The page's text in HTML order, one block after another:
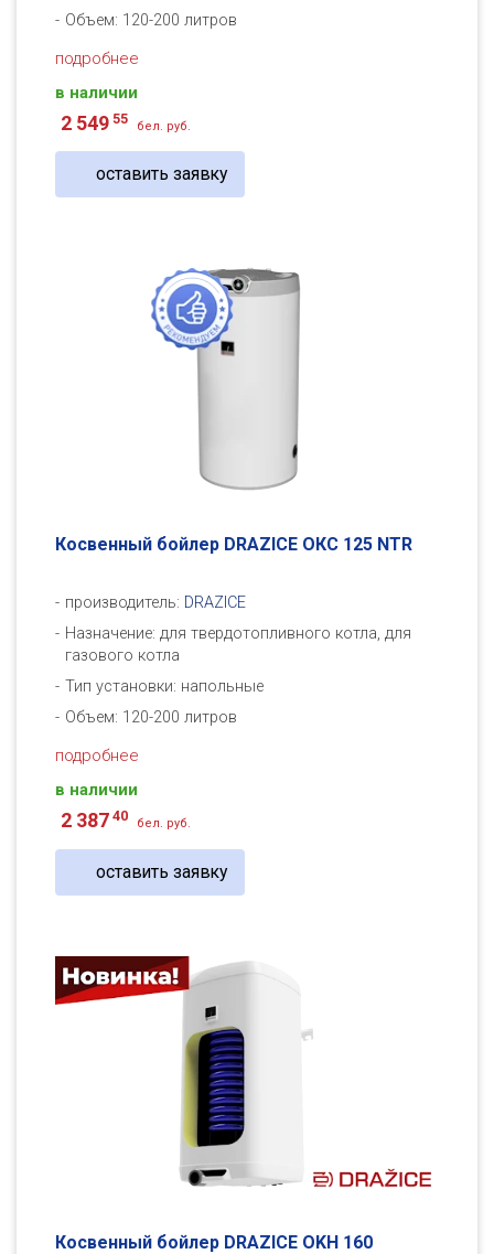
Объем: 120-200 литров
подробнее
в наличии
2 549 55 бел. руб.
оставить заявку
Косвенный бойлер DRAZICE ОКC 125 NTR
производитель: DRAZICE
Назначение: для твердотопливного котла, для
газового котла
Тип установки: напольные
Объем: 120-200 литров
подробнее
в наличии
2 387 40 бел. руб.
оставить заявку
Косвенный бойлер DRAZICE OKH 160